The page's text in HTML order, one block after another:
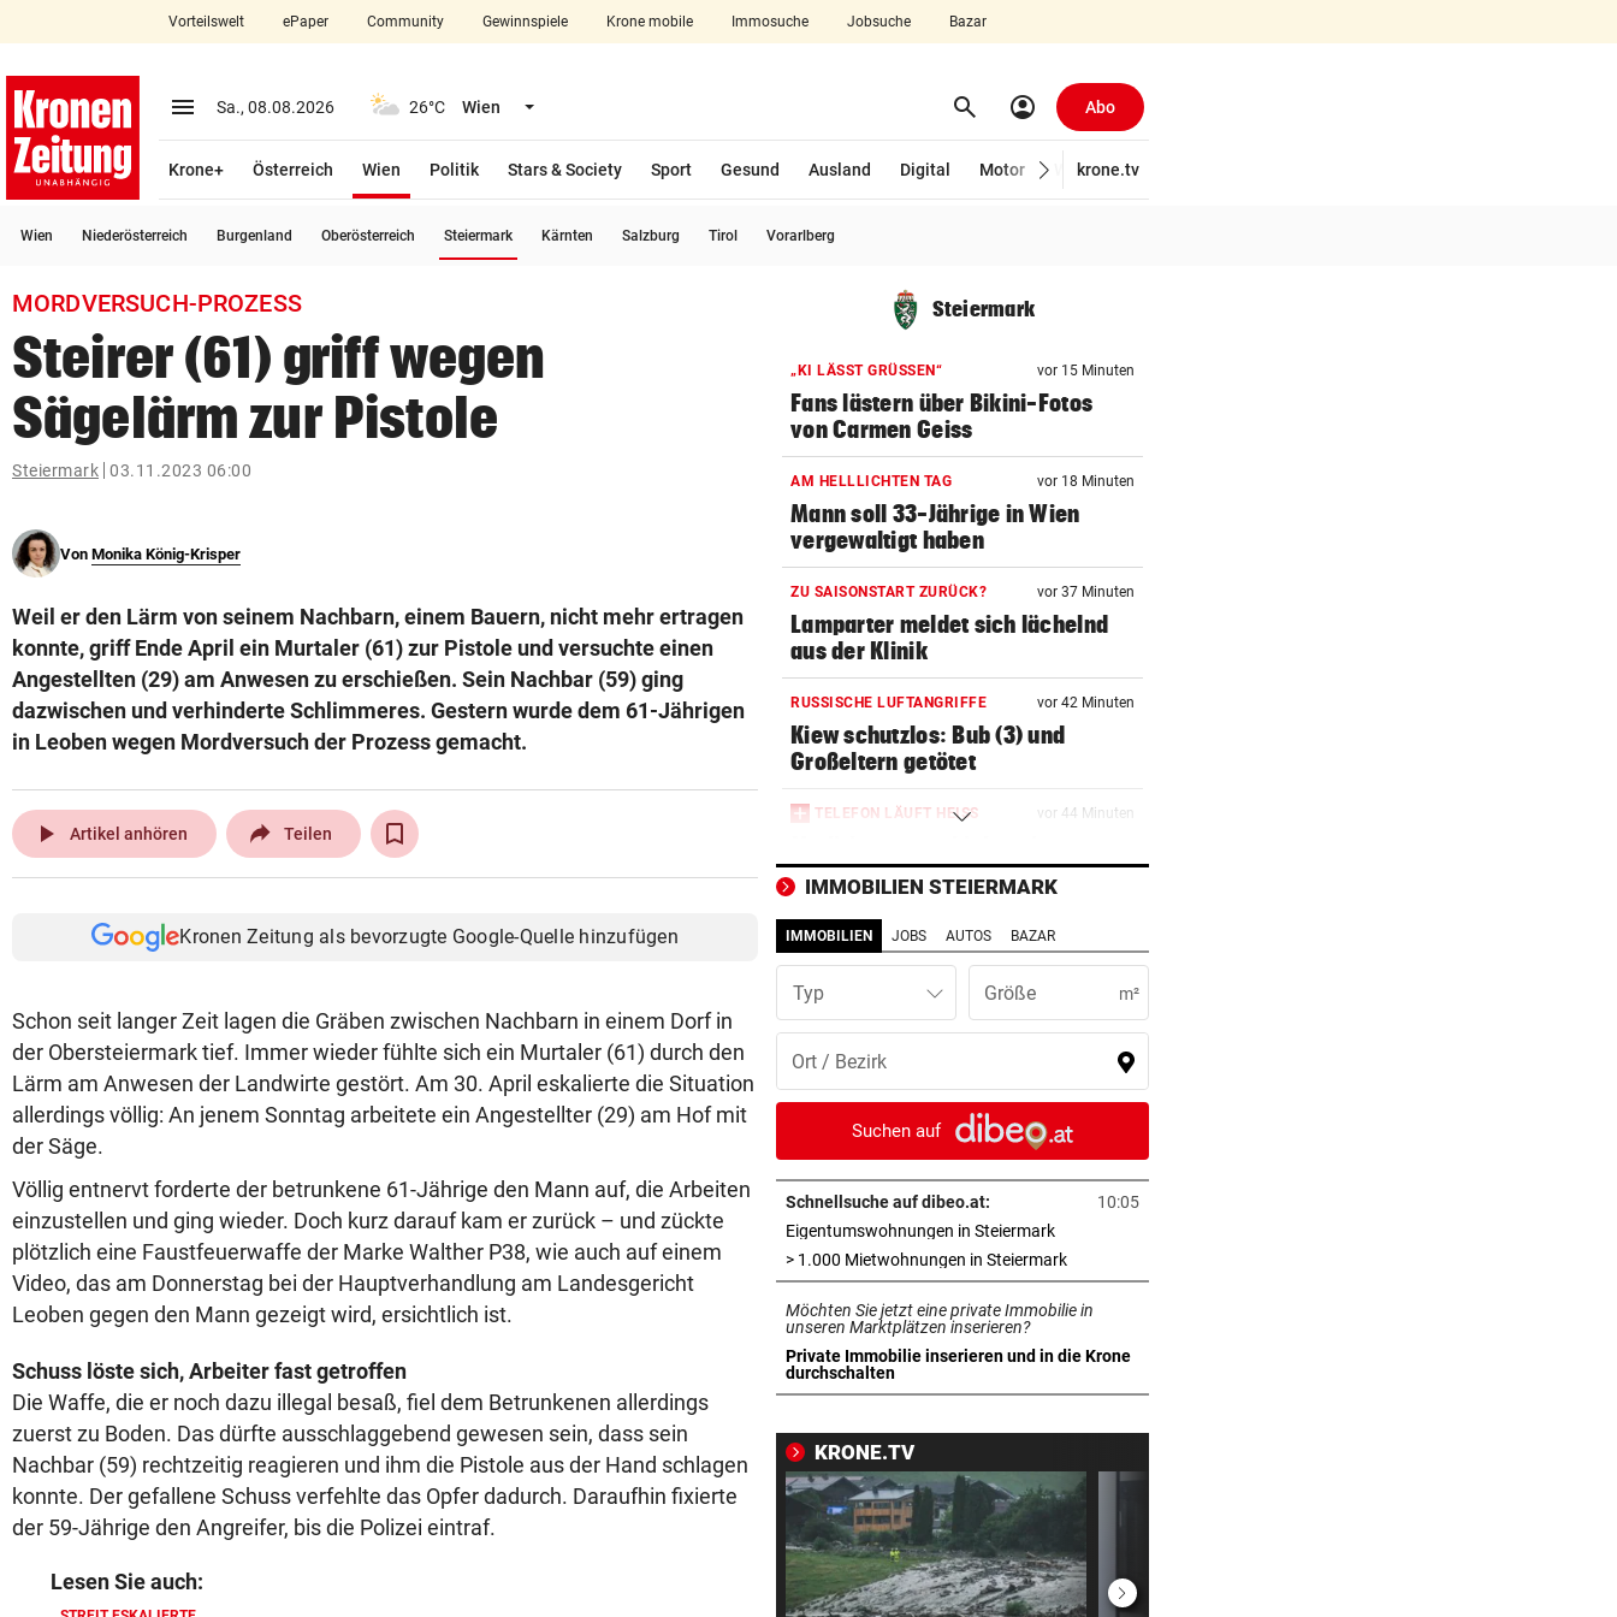
closeSchließen
account_circle Anmelden
arrow_right
Bundesland auswählen
search
Suchbegriff
eingeben
© Krone Multimedia GmbH & Co KG 2026
Vorteilswelt ePaper Community Gewinnspiele Krone mobile Immosuche Jobsuche Bazar
menu Menü aufklappen
Sa., 08.08.2026 26°C Wien Menü aufklappen search Suchen
account_circle Abo
Krone+ Österreich Wien
Politik
Stars & Society Sport Gesund Ausland Digital Motor Wirtschaft
krone.tv
Wien Niederösterreich Burgenland Oberösterreich Steiermark Kärnten Salzburg Tirol Vorarlberg
MORDVERSUCH-PROZESS
Steirer (61) griff wegen
Sägelärm zur Pistole
Steiermark 03.11.2023 06:00
Von Monika König-Krisper
Weil er den Lärm von seinem Nachbarn, einem Bauern, nicht mehr ertragen
konnte, griff Ende April ein Murtaler (61) zur Pistole und versuchte einen
Angestellten (29) am Anwesen zu erschießen. Sein Nachbar (59) ging
dazwischen und verhinderte Schlimmeres. Gestern wurde dem 61-Jährigen
in Leoben wegen Mordversuch der Prozess gemacht.
play_arrow Artikel anhören Teilen
Kronen Zeitung als bevorzugte Google-Quelle hinzufügen
Schon seit langer Zeit lagen die Gräben zwischen Nachbarn in einem Dorf in
der Obersteiermark tief. Immer wieder fühlte sich ein Murtaler (61) durch den
Lärm am Anwesen der Landwirte gestört. Am 30. April eskalierte die Situation
allerdings völlig: An jenem Sonntag arbeitete ein Angestellter (29) am Hof mit
der Säge.
Völlig entnervt forderte der betrunkene 61-Jährige den Mann auf, die Arbeiten
einzustellen und ging wieder. Doch kurz darauf kam er zurück – und zückte
plötzlich eine Faustfeuerwaffe der Marke Walther P38, wie auch auf einem
Video, das am Donnerstag bei der Hauptverhandlung am Landesgericht
Leoben gegen den Mann gezeigt wird, ersichtlich ist.
Schuss löste sich, Arbeiter fast getroffen
Die Waffe, die er noch dazu illegal besaß, fiel dem Betrunkenen allerdings
zuerst zu Boden. Das dürfte ausschlaggebend gewesen sein, dass sein
Nachbar (59) rechtzeitig reagieren und ihm die Pistole aus der Hand schlagen
konnte. Der gefallene Schuss verfehlte das Opfer dadurch. Daraufhin fixierte
der 59-Jährige den Angreifer, bis die Polizei eintraf.
Lesen Sie auch:
Steiermark
„KI LÄSST GRÜSSEN“ vor 15 Minuten
Fans lästern über Bikini-Fotos
von Carmen Geiss
AM HELLLICHTEN TAG vor 18 Minuten
Mann soll 33-Jährige in Wien
vergewaltigt haben
ZU SAISONSTART ZURÜCK? vor 37 Minuten
Lamparter meldet sich lächelnd
aus der Klinik
RUSSISCHE LUFTANGRIFFE vor 42 Minuten
Kiew schutzlos: Bub (3) und
Großeltern getötet
TELEFON LÄUFT HEISS vor 44 Minuten
Pension für Patienten
„ERSCHRECKENDE SZENEN“
Brand am Gardasee: Hotel
geräumt, Urlauber fliehen
ACHT KILO TNT IM BODEN vor einer Stunde
Schon wieder Sprengstoff in
beliebtem See gefunden
WURDE NUR 27 JAHRE ALT vor einer Stunde
Uganda trauert! Teamspieler bei
Überfall ermordet
„KRONE“-KOMMENTAR vor einer Stunde
Kinder, Kinder: Freude und
Arbeit
UNFALL IN THALGAU vor einer Stunde
Radlerin (32) starb nach Kollision
„NICHT WIEDERERKANNT!“ vor einer Stunde
John Goodman: Supermarkt-
Selfie lässt Fans staunen
ERLAUBT, WAS GEFÄLLT vor 2 Stunden
IMMOBILIEN STEIERMARK
IMMOBILIEN JOBS AUTOS BAZAR
Typ m²
Suchen auf
Schnellsuche auf dibeo.at:
10:05
Eigentumswohnungen in Steiermarkin neuem Tab öffnen
> 1.000 Mietwohnungen in Steiermarkin neuem Tab öffnen
Möchten Sie jetzt eine private Immobilie in
unseren Marktplätzen inserieren?
Private Immobilie inserieren und in die Krone
durchschalten
in neuem Tab öffnen
KRONE.TV